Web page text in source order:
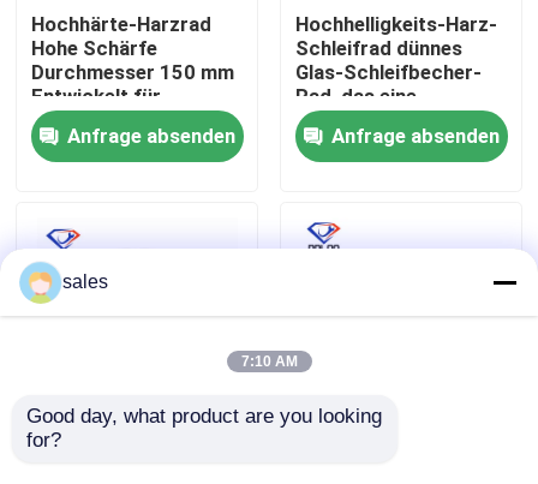
Fabrik Tour
Qualitätskontrolle
Kontakt
Nachrichten
Referenzen
Hochhärte-Harzrad
Hohe Schärfe
Durchmesser 150 mm
Entwickelt für
dauerhafte Leistung
beim Schneiden und
Schleifen
Anfrage absenden
Hochhelligkeits-Harz-
Schleifrad dünnes
Glas-Schleifbecher-
Rad, das eine
ausgezeichnete
Haltbarkeit und
Schleifleistung bietet
Anfrage absenden
Schleifrad
sales
7:10 AM
Good day, what product are you looking
for?